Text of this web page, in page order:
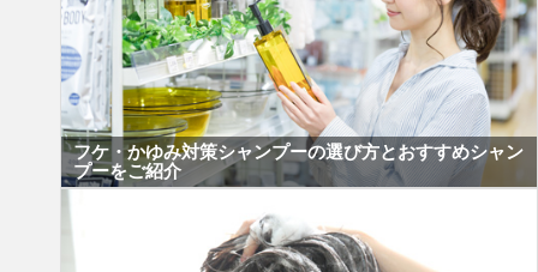
フケ・かゆみ対策シャンプーの選び方とおすすめシャン
プーをご紹介